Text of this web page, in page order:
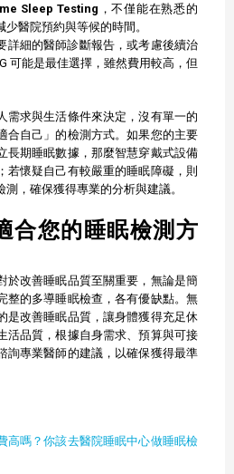
Sleep Testing ，不僅能在熟悉的
醫院預約與等候的時間。
詳細的醫師診斷報告，或考慮後續治
可能是最佳選擇，雖然費用較高，但
需求與生活條件來決定，沒有單一的
合自己」的檢測方式。如果您的主要
長期睡眠數據，那麼智慧穿戴式設備
若懷疑自己有較嚴重的睡眠障礙，則
，確保獲得專業的分析與建議。
合您的睡眠檢測方
於改善睡眠品質至關重要，無論是簡
整的多導睡眠檢查，各有優缺點。無
是改善睡眠品質，讓身體獲得充足休
活品質，根據自身需求、預算與可接
詢專業醫師的建議，以確保獲得最準
高嗎？你該去醫院睡眠中心做睡眠檢